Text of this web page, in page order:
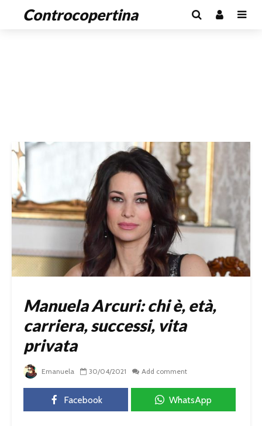
Controcopertina
Manuela Arcuri: chi è, età,
carriera, successi, vita
privata
Emanuela 30/04/2021 Add comment
Facebook WhatsApp